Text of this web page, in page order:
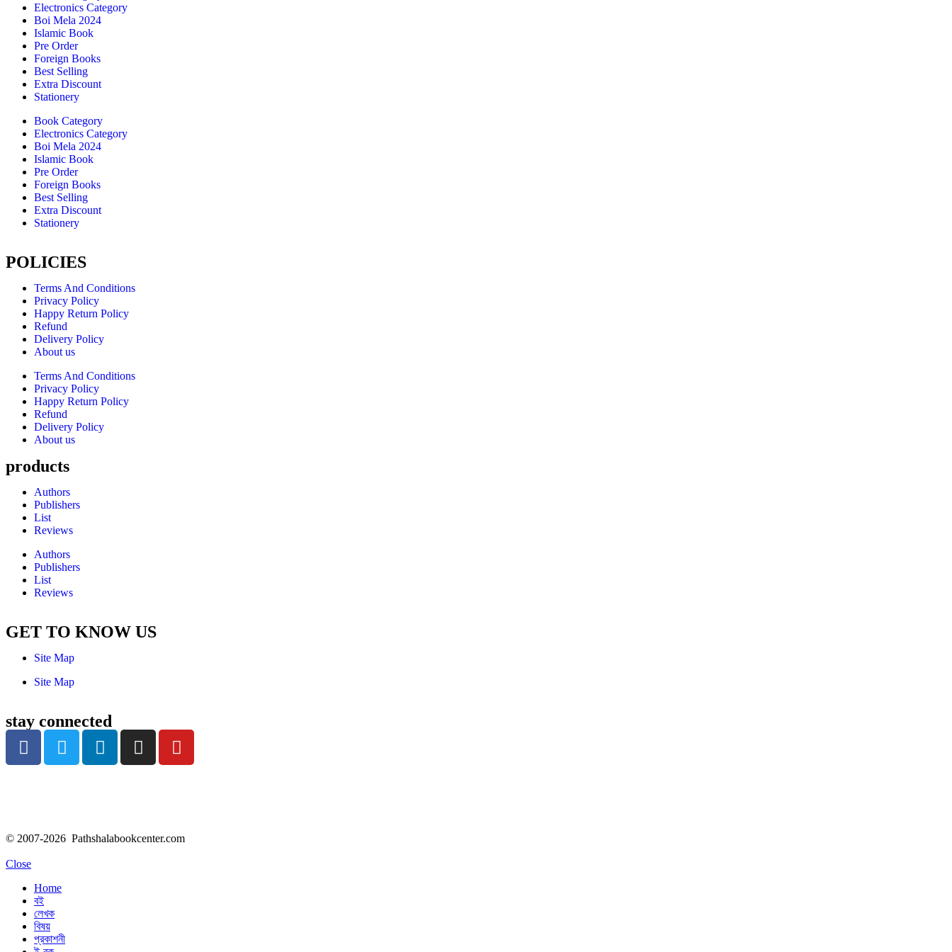
Electronics Category
Boi Mela 2024
Islamic Book
Pre Order
Foreign Books
Best Selling
Extra Discount
Stationery
Book Category
Electronics Category
Boi Mela 2024
Islamic Book
Pre Order
Foreign Books
Best Selling
Extra Discount
Stationery
POLICIES
Terms And Conditions
Privacy Policy
Happy Return Policy
Refund
Delivery Policy
About us
Terms And Conditions
Privacy Policy
Happy Return Policy
Refund
Delivery Policy
About us
products
Authors
Publishers
List
Reviews
Authors
Publishers
List
Reviews
GET TO KNOW US
Site Map
Site Map
stay connected
© 2007-2026 Pathshalabookcenter.com
Close
Home
বই
লেখক
বিষয়
প্রকাশনী